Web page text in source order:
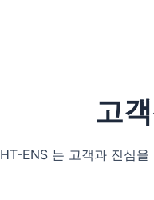
고
HT-ENS 는 고객과 진심